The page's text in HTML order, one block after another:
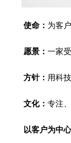
使命： 为客
愿景： 一家
方针： 用科
文化： 专注
以客户为中心